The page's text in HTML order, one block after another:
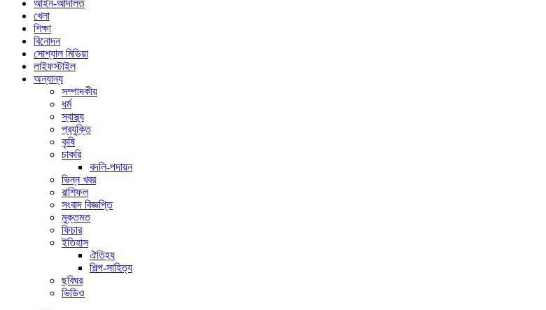
আইন-আদালত
খেলা
শিক্ষা
বিনোদন
সোশ্যাল মিডিয়া
লাইফস্টাইল
অন্যান্য
সম্পাদকীয়
ধর্ম
স্বাস্থ্য
প্রযুক্তি
কৃষি
চাকরি
বদলি-পদায়ন
ভিন্ন খবর
রাশিফল
সংবাদ বিজ্ঞপ্তি
মুক্তমত
ফিচার
ইতিহাস
ঐতিহ্য
শিল্প-সাহিত্য
ছবিঘর
ভিডিও